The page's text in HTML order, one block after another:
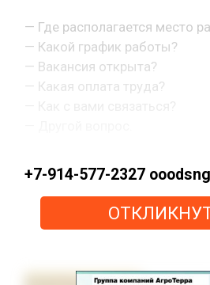
— Где располагается место
— Какой график работы?
— Вакансия открыта?
— Какая оплата труда?
+7-914-577-2327